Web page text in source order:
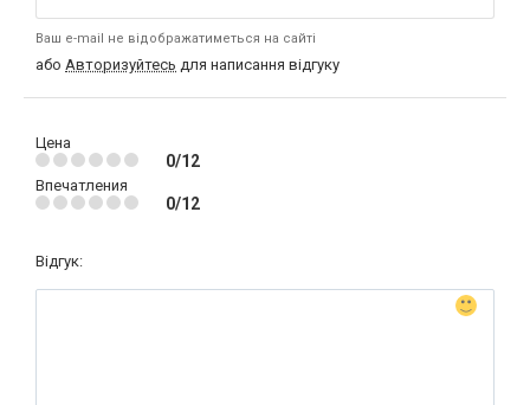
Ваш e-mail не відображатиметься на сайті
або Авторизуйтесь для написання відгуку
Цена
0/12
Впечатления
0/12
Відгук: